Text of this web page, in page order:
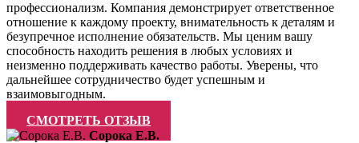
профессионализм. Компания демонстрирует ответственное
отношение к каждому проекту, внимательность к деталям и
безупречное исполнение обязательств. Мы ценим вашу
способность находить решения в любых условиях и
неизменно поддерживать качество работы. Уверены, что
дальнейшее сотрудничество будет успешным и
взаимовыгодным.
СМОТРЕТЬ ОТЗЫВ
Сорока Е.В.